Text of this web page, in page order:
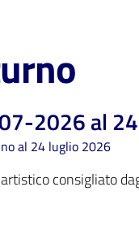
2026 al
al 24 luglio 2026
consigliato